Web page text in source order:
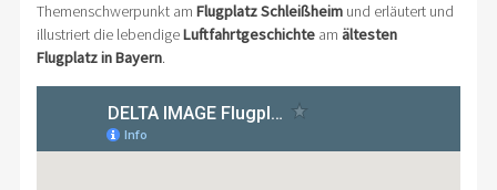
Themenschwerpunkt am Flugplatz Schleißheimund erläutert und
illustriert die lebendigeLuftfahrtgeschichteam ältesten
Flugplatz in Bayern.